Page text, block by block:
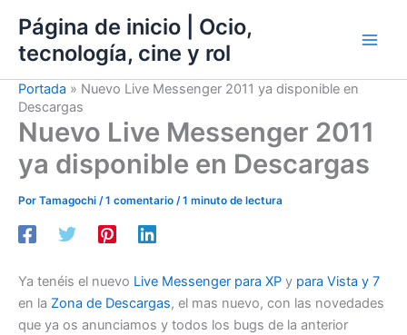
contenido
Página de inicio | Ocio,
tecnología, cine y rol
Portada » Nuevo Live Messenger 2011 ya disponible en
Descargas
Nuevo Live Messenger 2011
ya disponible en Descargas
Por Tamagochi /1 comentario /1 minuto de lectura
Ya tenéis el nuevo Live Messenger para XP y para Vista y 7
en la Zona de Descargas, el mas nuevo, con las novedades
que ya os anunciamos y todos los bugs de la anterior